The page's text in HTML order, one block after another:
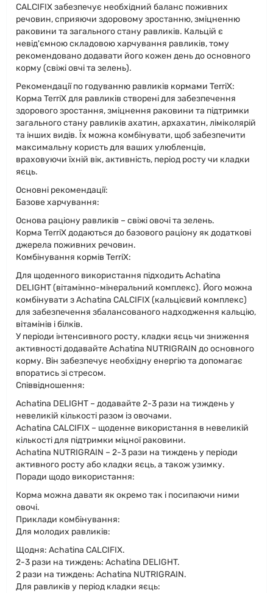
CALCIFIX забезпечує необхідний баланс поживних
речовин, сприяючи здоровому зростанню, зміцненню
раковини та загального стану равликів. Кальцій є
невід'ємною складовою харчування равликів, тому
рекомендовано додавати його кожен день до основного
корму (свіжі овчі та зелень).
Рекомендації по годуванню равликів кормами TerriX:
Корма TerriX для равликів створені для забезпечення
здорового зростання, зміцнення раковини та підтримки
загального стану равликів ахатин, архахатин, ліміколярій
та інших видів. Їх можна комбінувати, щоб забезпечити
максимальну користь для ваших улюбленців,
враховуючи їхній вік, активність, період росту чи кладки
яєць.
Основні рекомендації:
Базове харчування:
Основа раціону равликів – свіжі овочі та зелень.
Корма TerriX додаються до базового раціону як додаткові
джерела поживних речовин.
Комбінування кормів TerriX:
Для щоденного використання підходить Achatina
DELIGHT (вітамінно-мінеральний комплекс). Його можна
комбінувати з Achatina CALCIFIX (кальцієвий комплекс)
для забезпечення збалансованого надходження кальцію,
вітамінів і білків.
У періоди інтенсивного росту, кладки яєць чи зниження
активності додавайте Achatina NUTRIGRAIN до основного
корму. Він забезпечує необхідну енергію та допомагає
впоратись зі стресом.
Співвідношення:
Achatina DELIGHT – додавайте 2-3 рази на тиждень у
невеликій кількості разом із овочами.
Achatina CALCIFIX – щоденне використання в невеликій
кількості для підтримки міцної раковини.
Achatina NUTRIGRAIN – 2-3 рази на тиждень у періоди
активного росту або кладки яєць, а також узимку.
Поради щодо використання:
Корма можна давати як окремо так і посипаючи ними
овочі.
Приклади комбінування:
Для молодих равликів:
Щодня: Achatina CALCIFIX.
2-3 рази на тиждень: Achatina DELIGHT.
2 рази на тиждень: Achatina NUTRIGRAIN.
Для равликів у період кладки яєць: